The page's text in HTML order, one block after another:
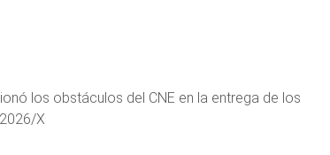
los obstáculos del CNE en la entrega de los
X